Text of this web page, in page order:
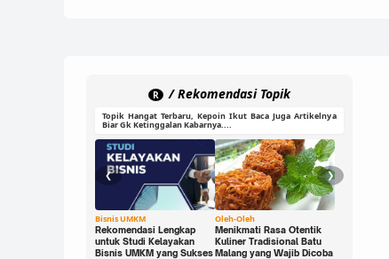
R / Rekomendasi Topik
Topik Hangat Terbaru, Kepoin Ikut Baca Juga Artikelnya
Biar Gk Ketinggalan Kabarnya....
Bisnis UMKM
Rekomendasi Lengkap
untuk Studi Kelayakan
Bisnis UMKM yang Sukses
Oleh-Oleh
Menikmati Rasa Otentik
Kuliner Tradisional Batu
Malang yang Wajib Dicoba
❮ ❯